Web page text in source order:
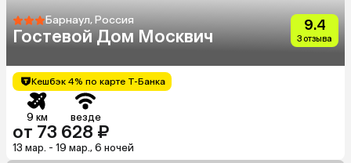
Барнаул, Россия
Гостевой Дом Москвич
9.4
3 отзыва
Кешбэк 4% по карте Т-Банка
9 км везде
от 73 628 ₽
13 мар. - 19 мар., 6 ночей